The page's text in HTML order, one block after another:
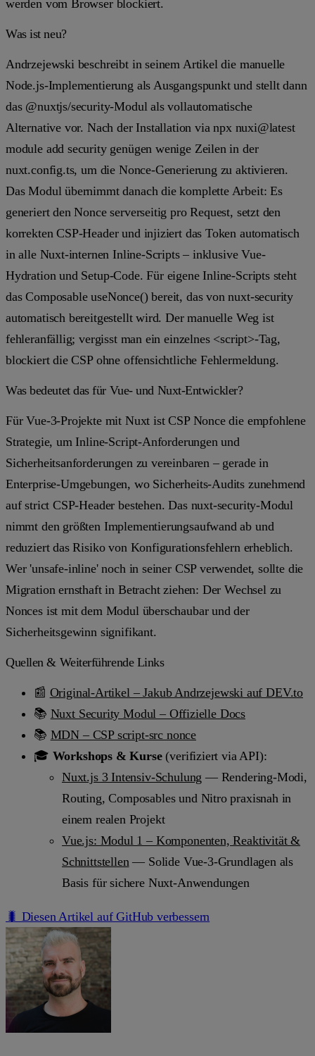
werden vom Browser blockiert.
Was ist neu?
Andrzejewski beschreibt in seinem Artikel die manuelle
Node.js-Implementierung als Ausgangspunkt und stellt dann
das @nuxtjs/security-Modul als vollautomatische
Alternative vor. Nach der Installation vianpx nuxi@latest
module add securitygenügen wenige Zeilen in der
nuxt.config.ts, um die Nonce-Generierung zu aktivieren.
Das Modul übernimmt danach die komplette Arbeit: Es
generiert den Nonce serverseitig pro Request, setzt den
korrekten CSP-Header und injiziert das Token automatisch
in alle Nuxt-internen Inline-Scripts – inklusive Vue-
Hydration und Setup-Code. Für eigene Inline-Scripts steht
das ComposableuseNonce() bereit, das von nuxt-security
automatisch bereitgestellt wird. Der manuelle Weg ist
fehleranfällig; vergisst man ein einzelnes <script>-Tag,
blockiert die CSP ohne offensichtliche Fehlermeldung.
Was bedeutet das für Vue- und Nuxt-Entwickler?
Für Vue-3-Projekte mit Nuxt ist CSP Nonce die empfohlene
Strategie, um Inline-Script-Anforderungen und
Sicherheitsanforderungen zu vereinbaren – gerade in
Enterprise-Umgebungen, wo Sicherheits-Audits zunehmend
auf strict CSP-Header bestehen. Das nuxt-security-Modul
nimmt den größten Implementierungsaufwand ab und
reduziert das Risiko von Konfigurationsfehlern erheblich.
Wer'unsafe-inline'noch in seiner CSP verwendet, sollte die
Migration ernsthaft in Betracht ziehen: Der Wechsel zu
Nonces ist mit dem Modul überschaubar und der
Sicherheitsgewinn signifikant.
Quellen & Weiterführende Links
📰 Original-Artikel – Jakub Andrzejewski auf DEV.to
📚 Nuxt Security Modul – Offizielle Docs
📚 MDN – CSP script-src nonce
🎓 Workshops & Kurse(verifiziert via API):
Nuxt.js 3 Intensiv-Schulung — Rendering-Modi,
Routing, Composables und Nitro praxisnah in
einem realen Projekt
Vue.js: Modul 1 – Komponenten, Reaktivität &
Schnittstellen— Solide Vue-3-Grundlagen als
Basis für sichere Nuxt-Anwendungen
🐛 Diesen Artikel auf GitHub verbessern